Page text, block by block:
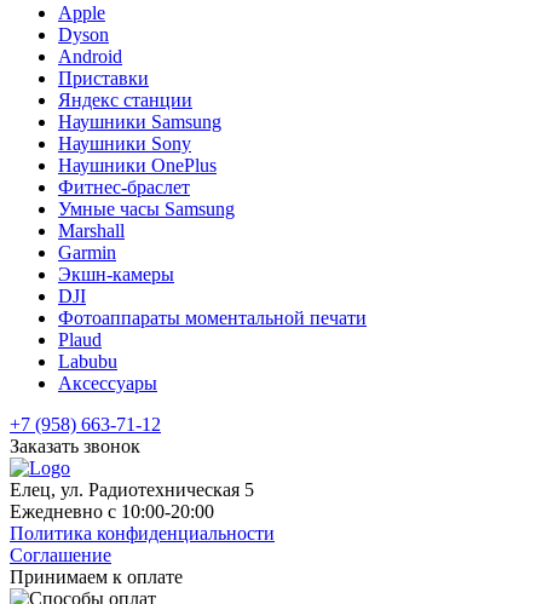
Apple
Dyson
Android
Приставки
Яндекс станции
Наушники Samsung
Наушники Sony
Наушники OnePlus
Фитнес-браслет
Умные часы Samsung
Marshall
Garmin
Экшн-камеры
DJI
Фотоаппараты моментальной печати
Plaud
Labubu
Аксессуары
+7 (958) 663-71-12
Заказать звонок
Елец, ул. Радиотехническая 5
Ежедневно с 10:00-20:00
Политика конфиденциальности
Соглашение
Принимаем к оплате